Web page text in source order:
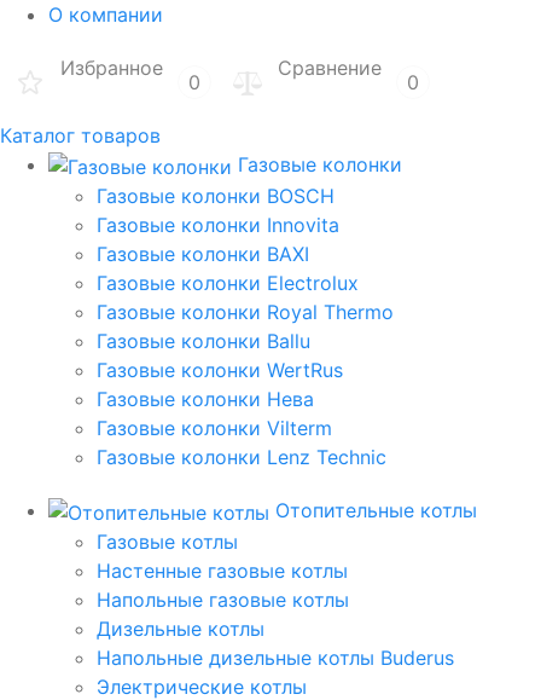
О компании
Избранное
0
Сравнение
0
Каталог товаров
Газовые колонки
Газовые колонки BOSCH
Газовые колонки Innovita
Газовые колонки BAXI
Газовые колонки Electrolux
Газовые колонки Royal Thermo
Газовые колонки Ballu
Газовые колонки WertRus
Газовые колонки Нева
Газовые колонки Vilterm
Газовые колонки Lenz Technic
Отопительные котлы
Газовые котлы
Настенные газовые котлы
Напольные газовые котлы
Дизельные котлы
Напольные дизельные котлы Buderus
Электрические котлы